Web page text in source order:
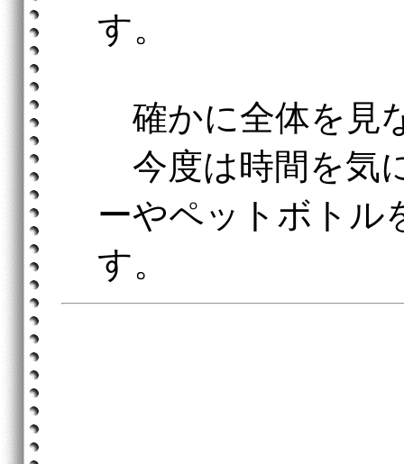
す。
確かに全体を見
今度は時間を気
ーやペットボトル
す。